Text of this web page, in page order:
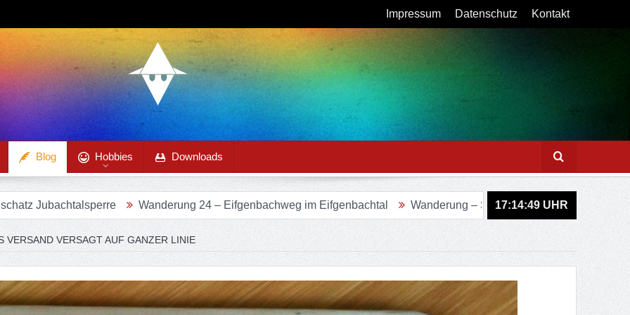
Impressum Datenschutz Kontakt
Blog Hobbies Downloads
Wanderung 24 – Eifgenbachweg im Eifgenbachtal Wanderung – Sagenweg in Lindlar Figurenweg Tour 11 –
17:14:51 UHR
VERSAND VERSAGT AUF GANZER LINIE